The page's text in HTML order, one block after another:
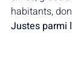
habitants,
Justes parmi